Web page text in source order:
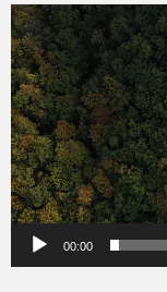
Videólejátszó
00:00